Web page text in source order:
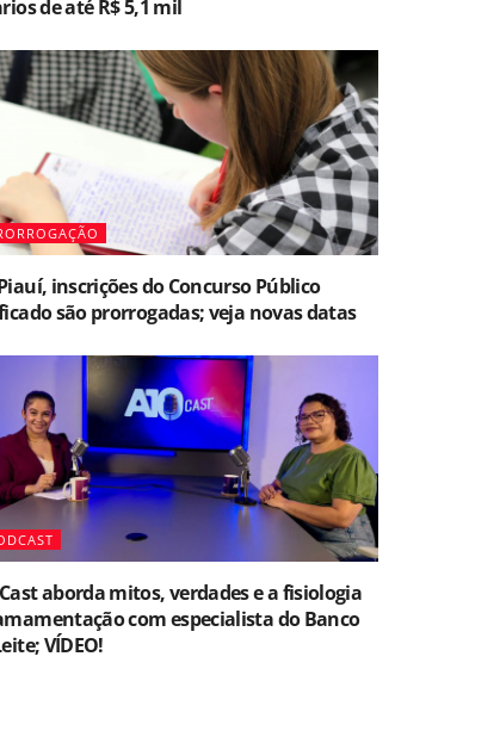
de até R$ 5,1 mil
inscrições do Concurso Público
são prorrogadas; veja novas datas
aborda mitos, verdades e a fisiologia
com especialista do Banco
VÍDEO!